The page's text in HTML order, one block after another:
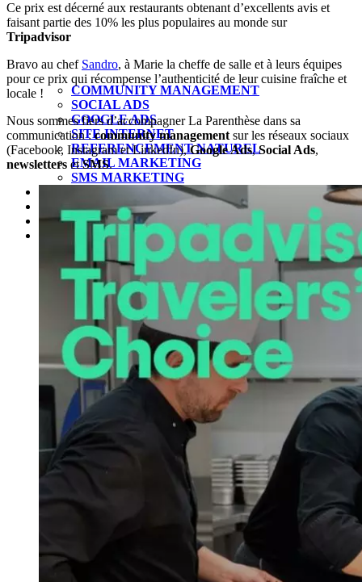
COMMUNITY MANAGEMENT
SOCIAL ADS
GOOGLE ADS
SITE INTERNET
REFERENCEMENT NATUREL
EMAIL MARKETING
SMS MARKETING
Blog
L’ÉQUIPE
Ce prix est décerné aux restaurants obtenant d’excellents avis et
faisant partie des 10% les plus populaires au monde sur
Tripadvisor
Bravo au chef Sandro, à Marie la cheffe de salle et à leurs équipes
pour ce prix qui récompense l’authenticité de leur cuisine fraîche et
locale !
Nous sommes fiers d’accompagner La Parenthèse dans sa
communication :community management sur les réseaux sociaux
(Facebook, Instagram et LinkedIn),Google Ads,Social Ads,
newsletters etSMS.